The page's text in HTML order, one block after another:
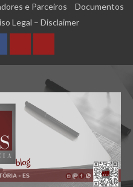
e Parceiros
Documentos
Legal – Disclaimer
Calculadora
Qualidade
de
Segurado
(INSS)
Calculadora
Tempo
de
Contribuição